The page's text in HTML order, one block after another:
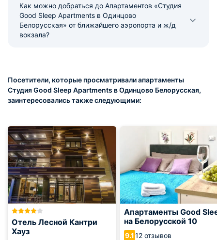
Как можно добраться до Апартаментов «Студия
Good Sleep Apartments в Одинцово
Белорусская» от ближайшего аэропорта и ж/д
вокзала?
Посетители, которые просматривали апартаменты
Студия Good Sleep Apartments в Одинцово Белорусская,
заинтересовались также следующими:
Отель Лесной Кантри
Хауз
Апартаменты Good
на Белорусской 10
9.112 отзывов